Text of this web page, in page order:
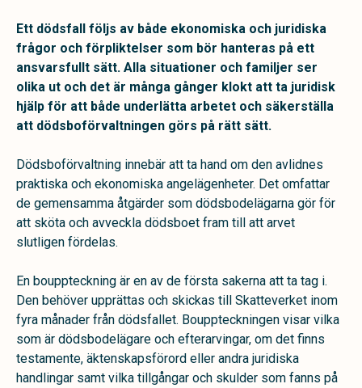
Ett dödsfall följs av både ekonomiska och juridiska
frågor och förpliktelser som bör hanteras på ett
ansvarsfullt sätt. Alla situationer och familjer ser
olika ut och det är många gånger klokt att ta juridisk
hjälp för att både underlätta arbetet och säkerställa
att dödsboförvaltningen görs på rätt sätt.
Dödsboförvaltning innebär att ta hand om den avlidnes
praktiska och ekonomiska angelägenheter. Det omfattar
de gemensamma åtgärder som dödsbodelägarna gör för
att sköta och avveckla dödsboet fram till att arvet
slutligen fördelas.
En bouppteckning är en av de första sakerna att ta tag i.
Den behöver upprättas och skickas till Skatteverket inom
fyra månader från dödsfallet. Bouppteckningen visar vilka
som är dödsbodelägare och efterarvingar, om det finns
testamente, äktenskapsförord eller andra juridiska
handlingar samt vilka tillgångar och skulder som fanns på